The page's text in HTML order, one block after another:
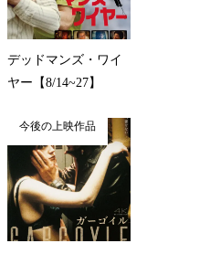
デッドマンズ・ワイ
ヤー【8/14~27】
今後の上映作品